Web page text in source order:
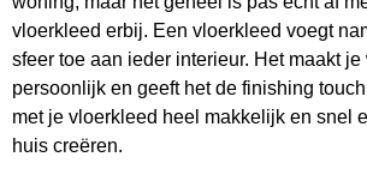
vloerkleed erbij. Een vloerkleed voegt
sfeer toe aan ieder interieur. Het maakt
persoonlijk en geeft het de finishing
met je vloerkleed heel makkelijk en snel
huis creëren.